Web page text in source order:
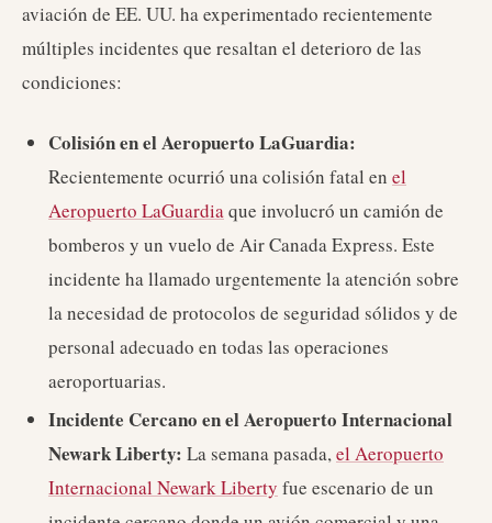
aviación de EE. UU. ha experimentado recientemente
múltiples incidentes que resaltan el deterioro de las
condiciones:
Colisión en el Aeropuerto LaGuardia:
Recientemente ocurrió una colisión fatal en el
Aeropuerto LaGuardiaque involucró un camión de
bomberos y un vuelo de Air Canada Express. Este
incidente ha llamado urgentemente la atención sobre
la necesidad de protocolos de seguridad sólidos y de
personal adecuado en todas las operaciones
aeroportuarias.
Incidente Cercano en el Aeropuerto Internacional
Newark Liberty: La semana pasada,el Aeropuerto
Internacional Newark Liberty fue escenario de un